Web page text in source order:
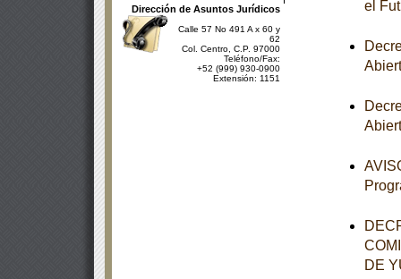
Dirección de Asuntos Jurídicos
Calle 57 No 491 A x 60 y
62
Col. Centro, C.P. 97000
Teléfono/Fax:
+52 (999) 930-0900
Extensión: 1151
el
DE